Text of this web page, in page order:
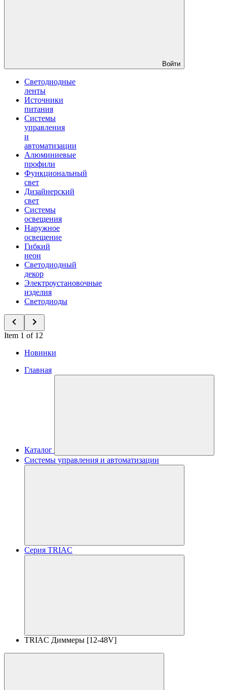
Войти
Светодиодные
ленты
Источники
питания
Системы
управления
и
автоматизации
Алюминиевые
профили
Функциональный
свет
Дизайнерский
свет
Системы
освещения
Наружное
освещение
Гибкий
неон
Светодиодный
декор
Электроустановочные
изделия
Светодиоды
Item 1 of 12
Новинки
Главная
Каталог
Системы управления и автоматизации
Серия TRIAC
TRIAC Диммеры [12-48V]